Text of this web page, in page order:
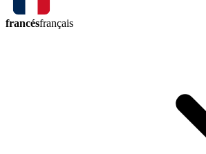
francésfrançais